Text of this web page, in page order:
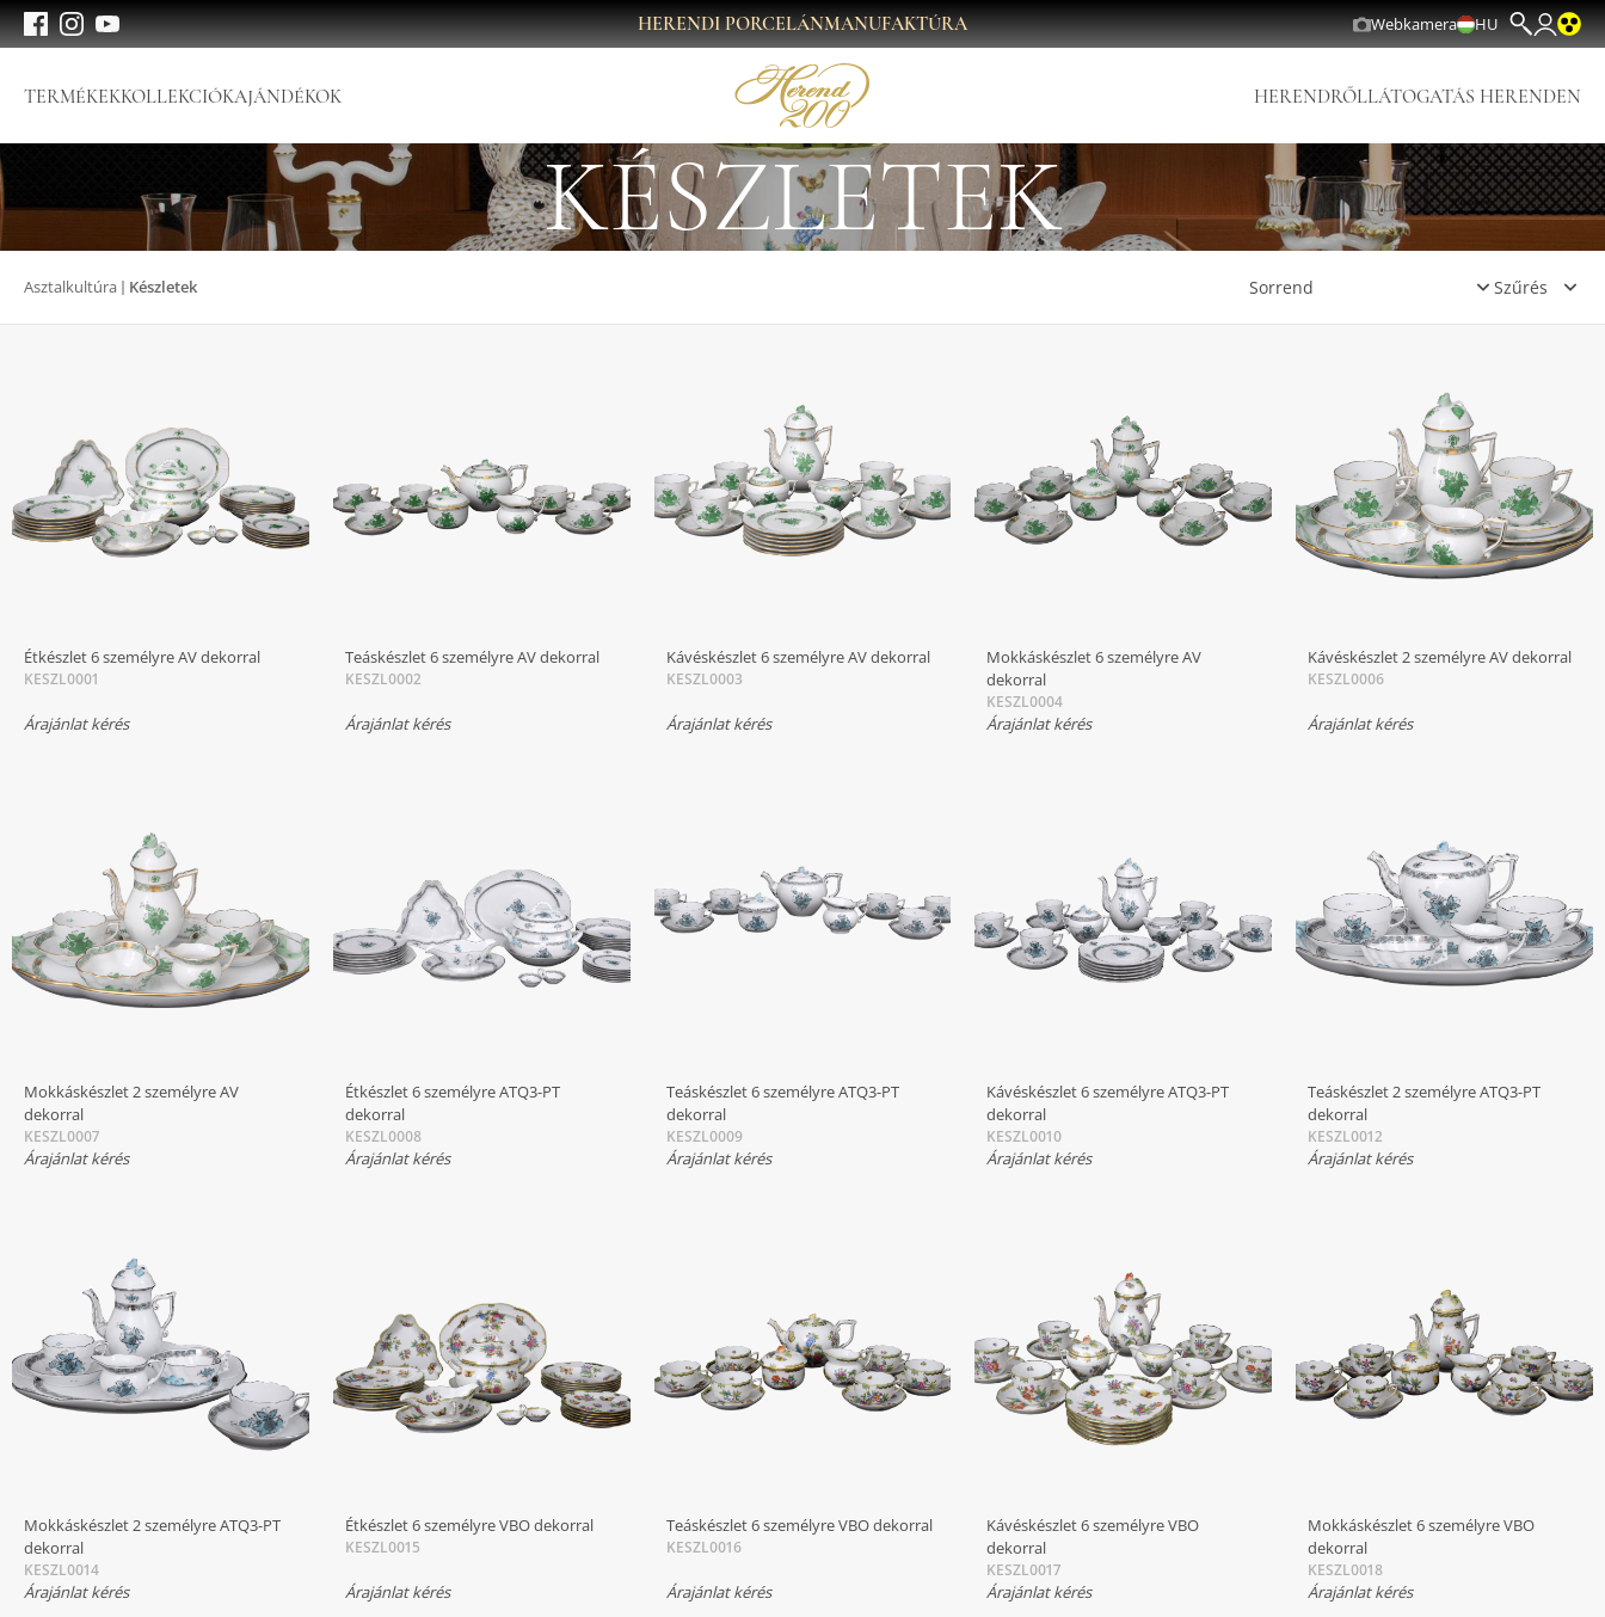
HERENDI PORCELÁNMANUFAKTÚRA Webkamera HU
TERMÉKEKKOLLEKCIÓKAJÁNDÉKOK HERENDRŐLLÁTOGATÁS HERENDEN
KÉSZLETEK
Asztalkultúra Készletek Szűrés
Étkészlet 6 személyre AV dekorral
KESZL0001
Árajánlat kérés
Teáskészlet 6 személyre AV dekorral
KESZL0002
Árajánlat kérés
Kávéskészlet 6 személyre AV dekorral
KESZL0003
Árajánlat kérés
Mokkáskészlet 6 személyre AV
dekorral
KESZL0004
Árajánlat kérés
Kávéskészlet 2 személyre AV dekorral
KESZL0006
Árajánlat kérés
Mokkáskészlet 2 személyre AV
dekorral
KESZL0007
Árajánlat kérés
Étkészlet 6 személyre ATQ3-PT
dekorral
KESZL0008
Árajánlat kérés
Teáskészlet 6 személyre ATQ3-PT
dekorral
KESZL0009
Árajánlat kérés
Kávéskészlet 6 személyre ATQ3-PT
dekorral
KESZL0010
Árajánlat kérés
Teáskészlet 2 személyre ATQ3-PT
dekorral
KESZL0012
Árajánlat kérés
Mokkáskészlet 2 személyre ATQ3-PT
dekorral
KESZL0014
Árajánlat kérés
Étkészlet 6 személyre VBO dekorral
KESZL0015
Árajánlat kérés
Teáskészlet 6 személyre VBO dekorral
KESZL0016
Árajánlat kérés
Kávéskészlet 6 személyre VBO
dekorral
KESZL0017
Árajánlat kérés
Mokkáskészlet 6 személyre VBO
dekorral
KESZL0018
Árajánlat kérés